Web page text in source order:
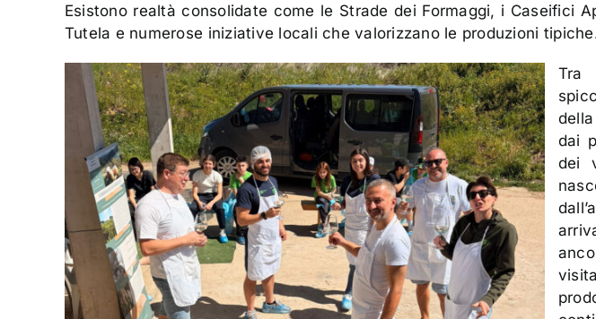
Esistono realtà consolidate come le Strade dei Formaggi, i Caseifici
Tutela e numerose iniziative locali che valorizzano le produzioni
Tra
dai
dei